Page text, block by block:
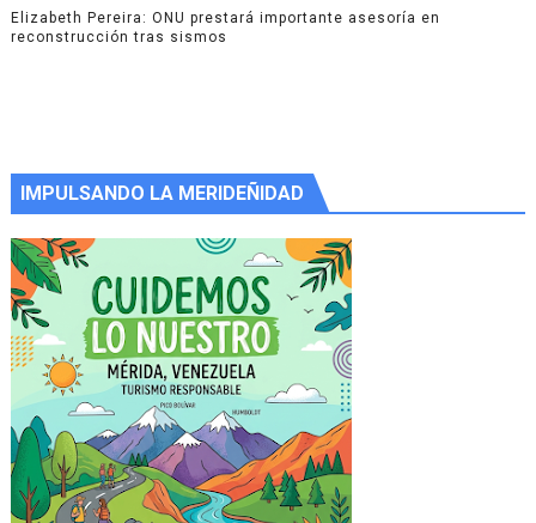
Elizabeth Pereira: ONU prestará importante asesoría en
reconstrucción tras sismos
IMPULSANDO LA MERIDEÑIDAD